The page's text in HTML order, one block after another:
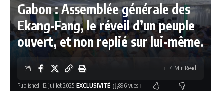
Gabon : Assemblée générale des
Ekang-Fang, le réveil d’un peuple
ouvert, et non replié sur lui-même.
Published: 12 juillet 2025 EXCLUSIVITÉ 896 vues
4 Min Read